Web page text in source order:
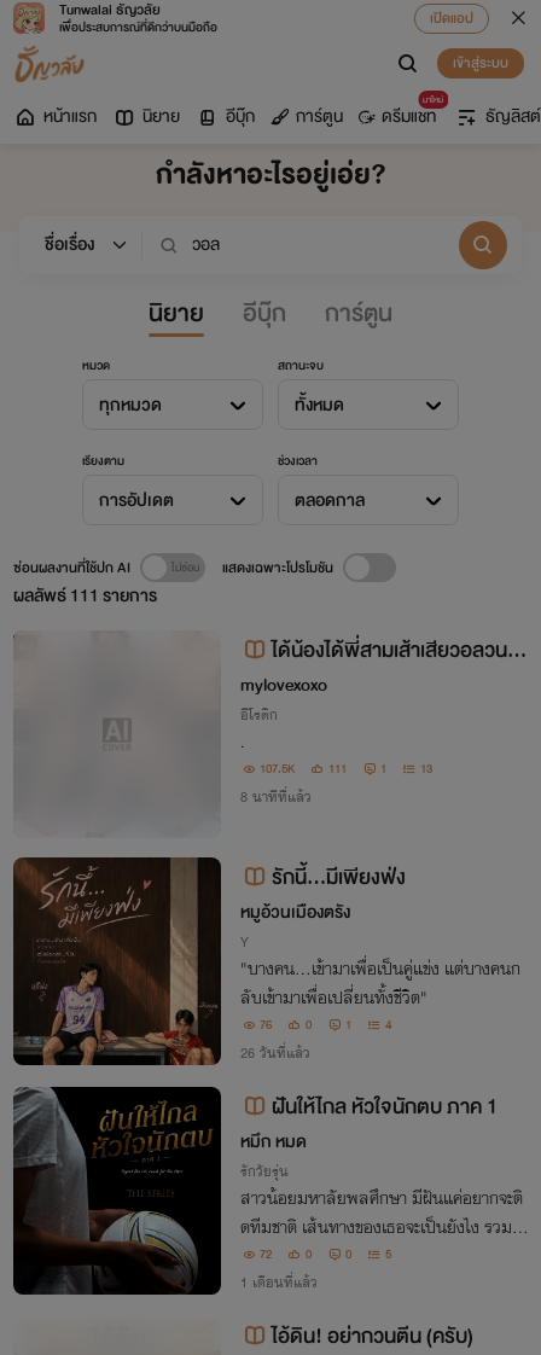
Tunwalai ธัญวลัย
เพื่อประสบการณ์ที่ดีกว่าบนมือถือ
เปิดแอป
เข้าสู่ระบบ
หน้าแรก นิยาย อีบุ๊ก การ์ตูน
มาใหม่
ดรีมแชท ธัญลิสต์
กำลังหาอะไรอยู่เอ่ย?
นิยาย อีบุ๊ก การ์ตูน
หมวด
ทุกหมวด
สถานะจบ
ทั้งหมด
เรียงตาม
การอัปเดต
ช่วงเวลา
ตลอดกาล
ผลลัพธ์111 รายการ
ซ่อนผลงานที่ใช้ปก AI แสดงเฉพาะโปรโมชัน
ได้น้องได้พี่สามเส้าเสียวอลวนN
c E-Book จบแล้ว
mylovexoxo
อีโรติก
.
107.5K 111 1 13
8 นาทีที่แล้ว
รักนี้...มีเพียงฟ่ง
หมูอ้วนเมืองตรัง
Y
"บางคน...เข้ามาเพื่อเป็นคู่แข่ง แต่บางคนก
ลับเข้ามาเพื่อเปลี่ยนทั้งชีวิต"
76 0 1 4
26 วันที่แล้ว
ฝันให้ไกล หัวใจนักตบ ภาค 1
หมึก หมด
รักวัยรุ่น
สาวน้อยมหาลัยพลศึกษา มีฝันแค่อยากจะติ
ดทีมชาติ เส้นทางของเธอจะเป็นยังไง รวมไป
ถึงเรื่องราวความรักสามเศร้า
72 0 0 5
1 เดือนที่แล้ว
ไอ้ดิน! อย่ากวนตีน (ครับ)